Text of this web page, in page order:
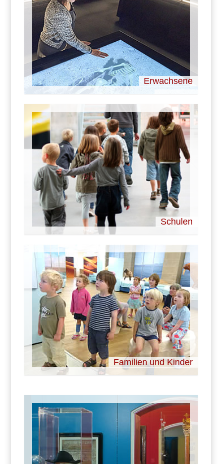
Erwachsene
Schulen
Familien und Kinder